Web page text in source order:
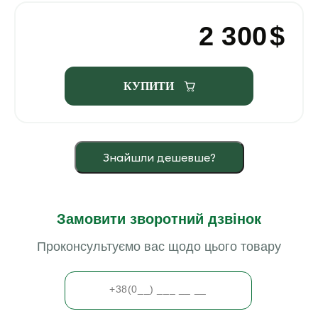
2 300$
КУПИТИ
Знайшли дешевше?
Замовити зворотний дзвінок
Проконсультуємо вас щодо цього товару